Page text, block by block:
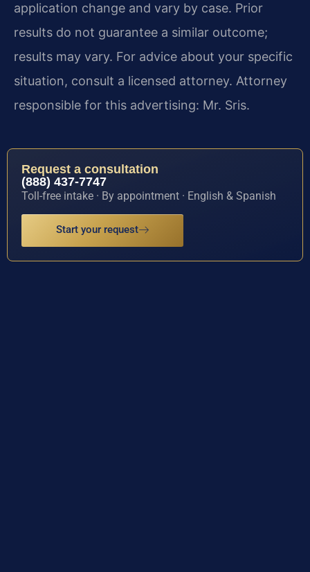
application change and vary by case. Prior
results do not guarantee a similar outcome;
results may vary. For advice about your specific
situation, consult a licensed attorney. Attorney
responsible for this advertising: Mr. Sris.
Request a consultation
(888) 437-7747
Toll-free intake · By appointment · English & Spanish
Start your request